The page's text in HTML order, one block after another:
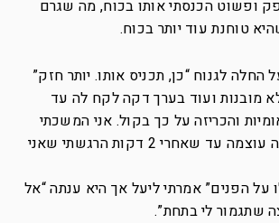
ופשוט הכנסתי אותו בכוח, מה שגרם
טוחנת עוד יותר בכוח.
יעל החלה לגנוח “כן, תכניס אותו. יותר חזק”
מובנות ועוד בערך דקה לקח לה עד
והכריזה על כך בקול. אני המשכתי
לטחון אותה באותה עוצמה עד שאחרי 2 דקות הרגשתי שאני
על הפנים” אמרתי ליעל אך היא ענתה “אל
שתגמור לי בתחת”.